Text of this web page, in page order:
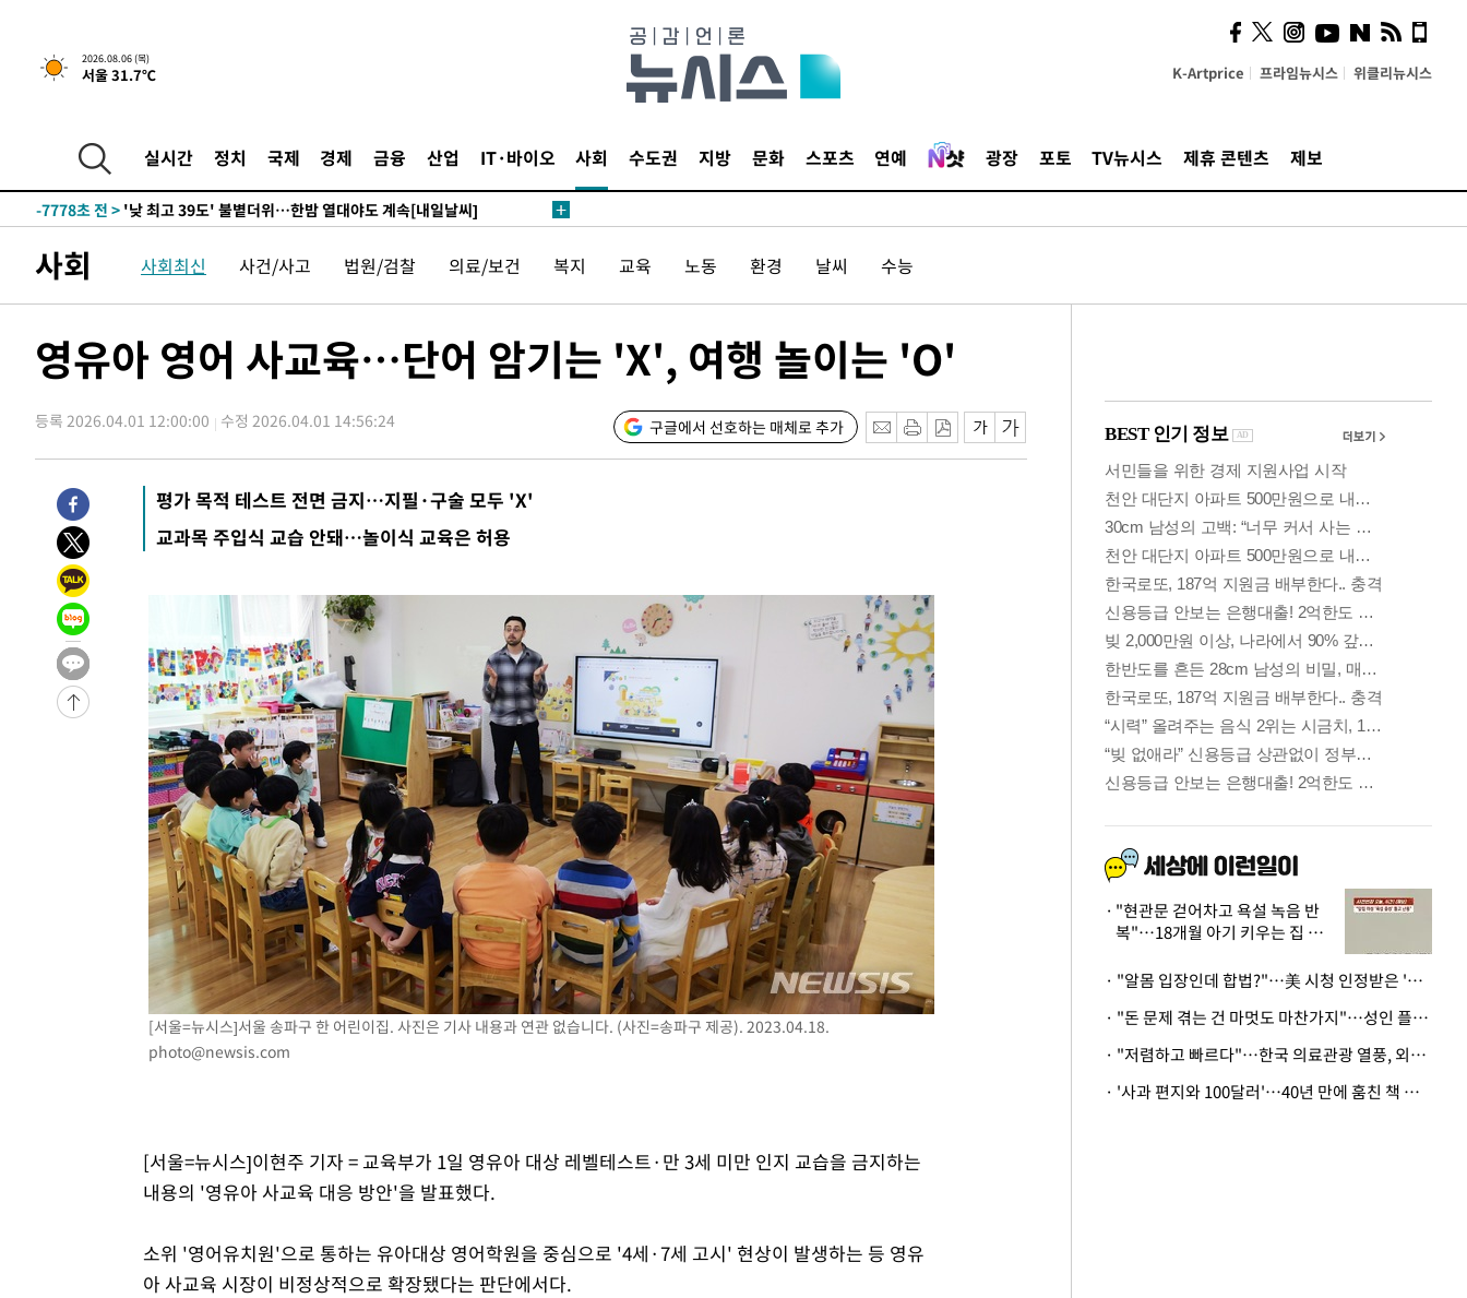
2026.08.06 (목)
서울 31.7℃ K-Artprice 프라임뉴시스 위클리뉴시스
실시간 정치 국제 경제 금융 산업 IT·바이오 사회 수도권 지방 문화 스포츠 연예 광장 포토 TV뉴시스 제휴 콘텐츠 제보
-25202초 전 >경찰, '홍명보는 2순위' 결론냈던 스포츠윤리센터도 압수수색
-10798초 전 >[속보]합참 "北 발사체는 단거리탄도미사일…감시·경계태세 강
-8976초 전 >
[속보] SKT, 에이닷 서비스 장애 발생…"원인 파악 중"
-8382초 전 >
-7778초 전 > '낮 최고 39도' 불볕더위…한밤 열대야도 계속[내일날씨]
-7399초 전 >
"韓 외환시장 개입 관측 배경엔 美의 대한국 무역적자 있어"
-7226초 전 >'월드컵 탈락 후폭풍' 축구협회…초유의 압수수색에 '충격·당황'
-6628초 전 >[속보]종합특검, 대검 추가 압수수색…내란 중요임무종사 혐의
-2653초 전 >[속보]코스피, 301.88포인트(4.58%) 내린 6296.38 마감
-2518초 전 >[속보]원·달러 환율, 0.7원 내린 1423.8원 마감
-117초 전 >
"여기 떨어졌다"…다누리, 스페이스X 로켓 달 충돌 흔적 포착
47분 전 >
손흥민, 5경기 연속골 실패…LAFC는 승부차기 끝 과달라하라 격파
2시간 전 >
내일까지 39도 '펄펄'…기상청 "태풍 지나며 폭염 잠시 꺾인다"
-28308초 전 >
-27744초 전 >
[속보] 뉴욕증시, 혼조 출발…나스닥 0.3%↓, 다우 0.14%↑
-26537초 전 >
축구협회, 15년 전 심판 성 접대 파문에 "현재는 내부 지침 준수"
-25222초 전 >
경찰, '홍명보는 2순위' 결론냈던 스포츠윤리센터도 압수수색
-10818초 전 >
[속보]합참 "北 발사체는 단거리탄도미사일…감시·경계태세 강
日방위성, 北이 동해로 쏜 발사체는 탄도미사일 가능성
[속보] SKT, 에이닷 서비스 장애 발생…"원인 파악 중"
[속보]합참 "북, 동해상으로 미상 발사체 발사"
'낮 최고 39도' 불볕더위…한밤 열대야도 계속[내일날씨]
[속보]7~9일 프로야구 3연전도 폭염 취소…11일 재개
"韓 외환시장 개입 관측 배경엔 美의 대한국 무역적자 있어"
'월드컵 탈락 후폭풍' 축구협회…초유의 압수수색에 '충격·당황'
서울 낮 37.9도, 올여름 최고치 경신…영등포 순간 '40도'
[속보]종합특검, 대검 추가 압수수색…내란 중요임무종사 혐의
[속보]코스닥, 800p 회복…0.26% 오른 801.67 마감
[속보]코스피, 301.88포인트(4.58%) 내린 6296.38 마감
[속보]원·달러 환율, 0.7원 내린 1423.8원 마감
내일까지 39도 '펄펄'…기상청 "태풍 지나며 폭염 잠시 꺾인다"
사회 사회최신 사건/사고 법원/검찰 의료/보건 복지 교육 노동 환경 날씨 수능
영유아 영어 사교육…단어 암기는 'X', 여행 놀이는 'O'
등록 2026.04.01 12:00:00 수정 2026.04.01 14:56:24 구글에서 선호하는 매체로 추가
평가 목적 테스트 전면 금지…지필·구술 모두 'X'
교과목 주입식 교습 안돼…놀이식 교육은 허용
[서울=뉴시스]서울 송파구 한 어린이집. 사진은 기사 내용과 연관 없습니다. (사진=송파구 제공). 2023.04.18.
photo@newsis.com
[서울=뉴시스]이현주 기자 = 교육부가 1일 영유아 대상 레벨테스트·만 3세 미만 인지 교습을 금지하는
내용의 '영유아 사교육 대응 방안'을 발표했다.
소위 '영어유치원'으로 통하는 유아대상 영어학원을 중심으로 '4세·7세 고시' 현상이 발생하는 등 영유
아 사교육 시장이 비정상적으로 확장됐다는 판단에서다.
의견, 국토부·LH에 충실히
전달할 것"
"현관문 걷어차고 욕설 녹음 반
복"…18개월 아기 키우는 집 뒤
· "알몸 입장인데 합법?"…美 시청 인정받은 '누드' 레스토랑 화제
· "돈 문제 겪는 건 마멋도 마찬가지"…성인 플랫폼에 등장한 뜻밖의 스타
· "저렴하고 빠르다"…한국 의료관광 열풍, 외신도 주목
· '사과 편지와 100달러'…40년 만에 훔친 책 돌려준 美 절도범